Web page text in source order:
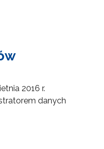
2016 r.
danych